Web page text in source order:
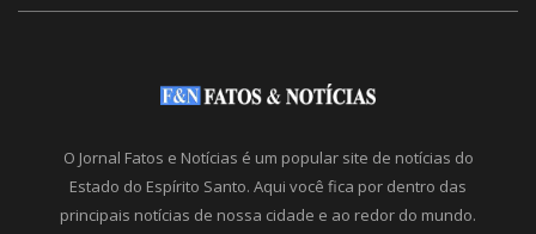
O Jornal Fatos e Notícias é um popular site de notícias do
Estado do Espírito Santo. Aqui você fica por dentro das
principais notícias de nossa cidade e ao redor do mundo.